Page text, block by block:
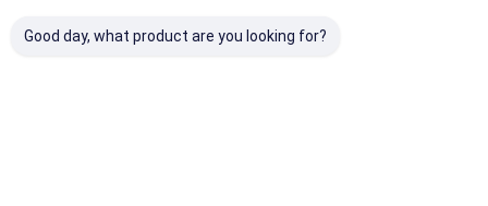
স্লারি পাম্প অংশ
Good day, what product are you looking for?